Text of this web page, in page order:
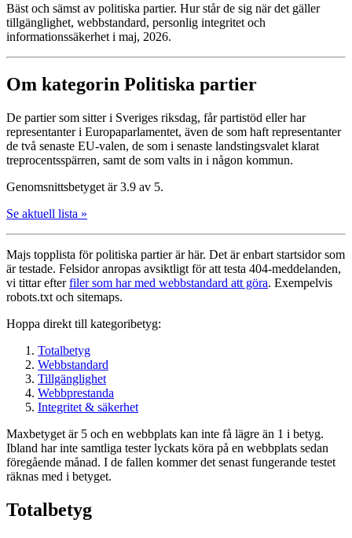
Bäst och sämst av politiska partier. Hur står de sig när det gäller
tillgänglighet, webbstandard, personlig integritet och
informationssäkerhet i maj, 2026.
Om kategorin Politiska partier
De partier som sitter i Sveriges riksdag, får partistöd eller har
representanter i Europa­parlamentet, även de som haft representanter
de två senaste EU-valen, de som i senaste landstingsvalet klarat
treprocents­spärren, samt de som valts in i någon kommun.
Genomsnittsbetyget är 3.9 av 5.
Se aktuell lista »
Majs topplista för politiska partier är här. Det är enbart startsidor som
är testade. Felsidor anropas avsiktligt för att testa 404-meddelanden,
vi tittar efterfiler som har med webbstandard att göra. Exempelvis
robots.txt och sitemaps.
Hoppa direkt till kategoribetyg:
Totalbetyg
Webbstandard
Tillgänglighet
Webbprestanda
Integritet & säkerhet
Maxbetyget är 5 och en webbplats kan inte få lägre än 1 i betyg.
Ibland har inte samtliga tester lyckats köra på en webbplats sedan
föregående månad. I de fallen kommer det senast fungerande testet
räknas med i betyget.
Totalbetyg